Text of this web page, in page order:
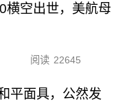
横空出世，美航母
阅读 22645
平面具，公然发